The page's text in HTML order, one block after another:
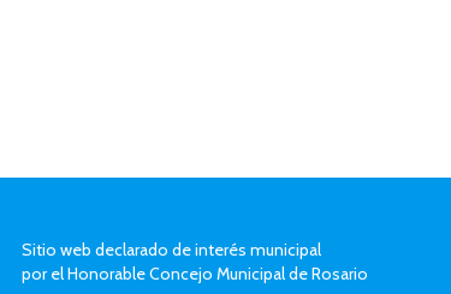
Sitio web declarado de interés municipal
por el Honorable Concejo Municipal de Rosario